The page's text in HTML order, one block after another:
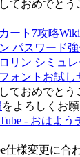
ておめでとう
ート7攻略Wiki
パスワード
リン シミュレ
ォントお試し
ておめでとう
をよろしくお
- おはよう
仕様変更に合